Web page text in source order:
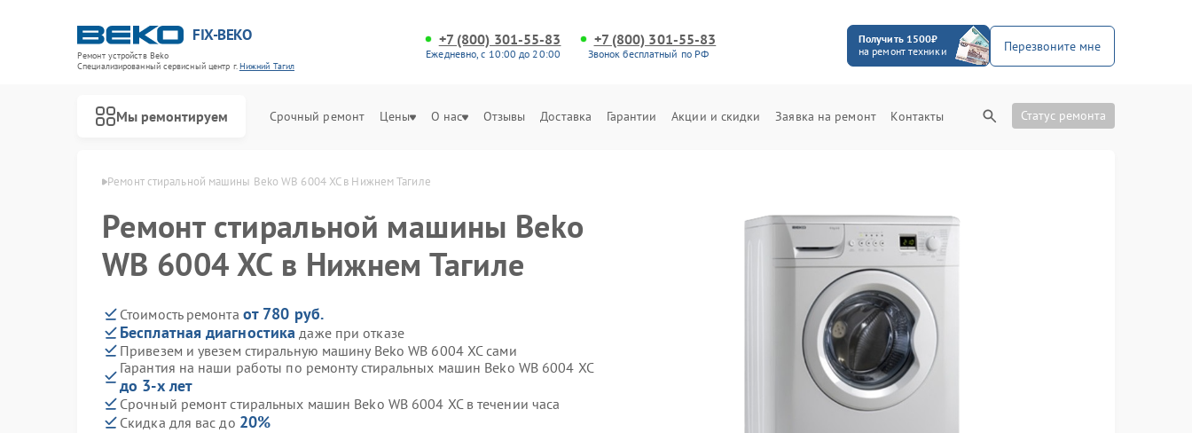
FIX-BEKO
Ремонт устройств Beko
Специализированный cервисный центр г.Нижний Тагил
+7 (800) 301-55-83
Ежедневно, с 10:00 до 20:00
+7 (800) 301-55-83
Звонок бесплатный по РФ
Получить 1500₽
на ремонт техники
Перезвоните мне
Мы ремонтируем Срочный ремонт Цены О нас Отзывы Доставка Гарантии Акции и скидки Заявка на ремонт Контакты Статус ремонта
в Нижнем Тагиле Ремонт стиральной машины Beko WB 6004 XC в Нижнем Тагиле
Ремонт стиральной машины Beko
WB 6004 XC в Нижнем Тагиле
Стоимость ремонта от 780 руб.
Бесплатная диагностика даже при отказе
Привезем и увезем стиральную машину Beko WB 6004 XC сами
Гарантия на наши работы по ремонту стиральных машин Beko WB 6004 XC
до 3-х лет
Срочный ремонт стиральных машин Beko WB 6004 XC в течении часа
Скидка для вас до 20%